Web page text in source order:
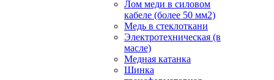
Лом меди в силовом
кабеле (более 50 мм2)
Медь в стеклоткани
Электротехническая (в
масле)
Медная катанка
Шинка